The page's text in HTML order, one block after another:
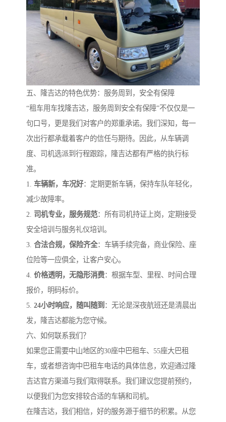
五、隆吉达的特色优势：服务周到，安全有保障
“租车用车找隆吉达，服务周到安全有保障”不仅仅是一
句口号，更是我们对客户的郑重承诺。我们深知，每一
次出行都承载着客户的信任与期待。因此，从车辆调
度、司机选派到行程跟踪，隆吉达都有严格的执行标
准。
1. 车辆新，车况好：定期更新车辆，保持车队年轻化，
减少故障率。
2. 司机专业，服务规范：所有司机持证上岗，定期接受
安全培训与服务礼仪培训。
3. 合法合规，保险齐全：车辆手续完备，商业保险、座
位险等一应俱全，让客户安心。
4. 价格透明，无隐形消费：根据车型、里程、时间合理
报价，明码标价。
5. 24小时响应，随叫随到 ：无论是深夜航班还是清晨出
发，隆吉达都能为您守候。
六、如何联系我们？
如果您正需要中山地区的30座中巴租车、55座大巴租
车，或者想咨询中巴租车电话的具体信息，欢迎通过隆
吉达官方渠道与我们取得联系。我们建议您提前预约，
以便我们为您安排较合适的车辆和司机。
在隆吉达，我们相信，好的服务源于细节的积累。从您